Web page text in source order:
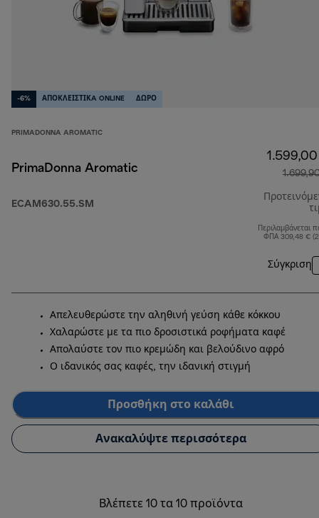
-6% ΑΠΟΚΛΕΙΣΤΙΚA ONLINE ΔΩΡΟ
PRIMADONNA AROMATIC
PrimaDonna Aromatic
ECAM630.55.SM
Περιλαμβάνεται
ΦΠΑ 309,48 €
Σύγκριση
Απελευθερώστε την αληθινή γεύση κάθε κόκκου
Χαλαρώστε με τα πιο δροσιστικά ροφήματα καφέ
Απολαύστε τον πιο κρεμώδη και βελούδινο αφρό
Ο ιδανικός σας καφές, την ιδανική στιγμή
Προσθήκη στο καλάθι
Ανακαλύψτε περισσότερα
Βλέπετε 10 τα 10 προϊόντα